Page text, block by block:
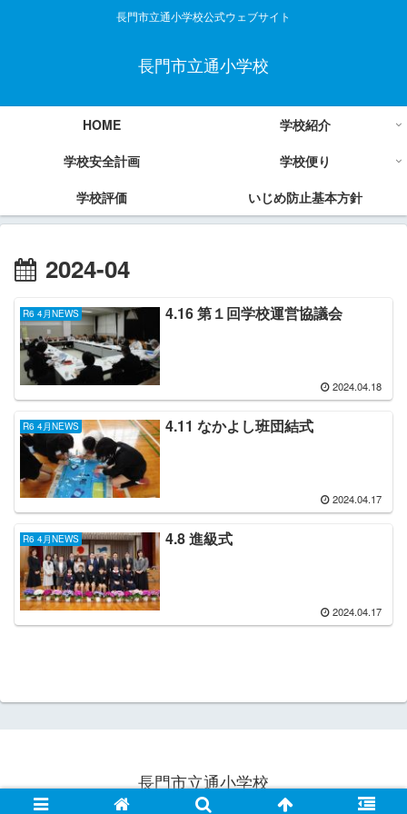
長門市立通小学校公式ウェブサイト
長門市立通小学校
HOME
学校紹介
学校安全計画
学校便り
学校評価
いじめ防止基本方針
2024-04
R6 4月NEWS 4.16 第１回学校運営協議会
2024.04.18
R6 4月NEWS 4.11 なかよし班団結式
2024.04.17
R6 4月NEWS 4.8 進級式
2024.04.17
長門市立通小学校
© 2021 長門市立通小学校.